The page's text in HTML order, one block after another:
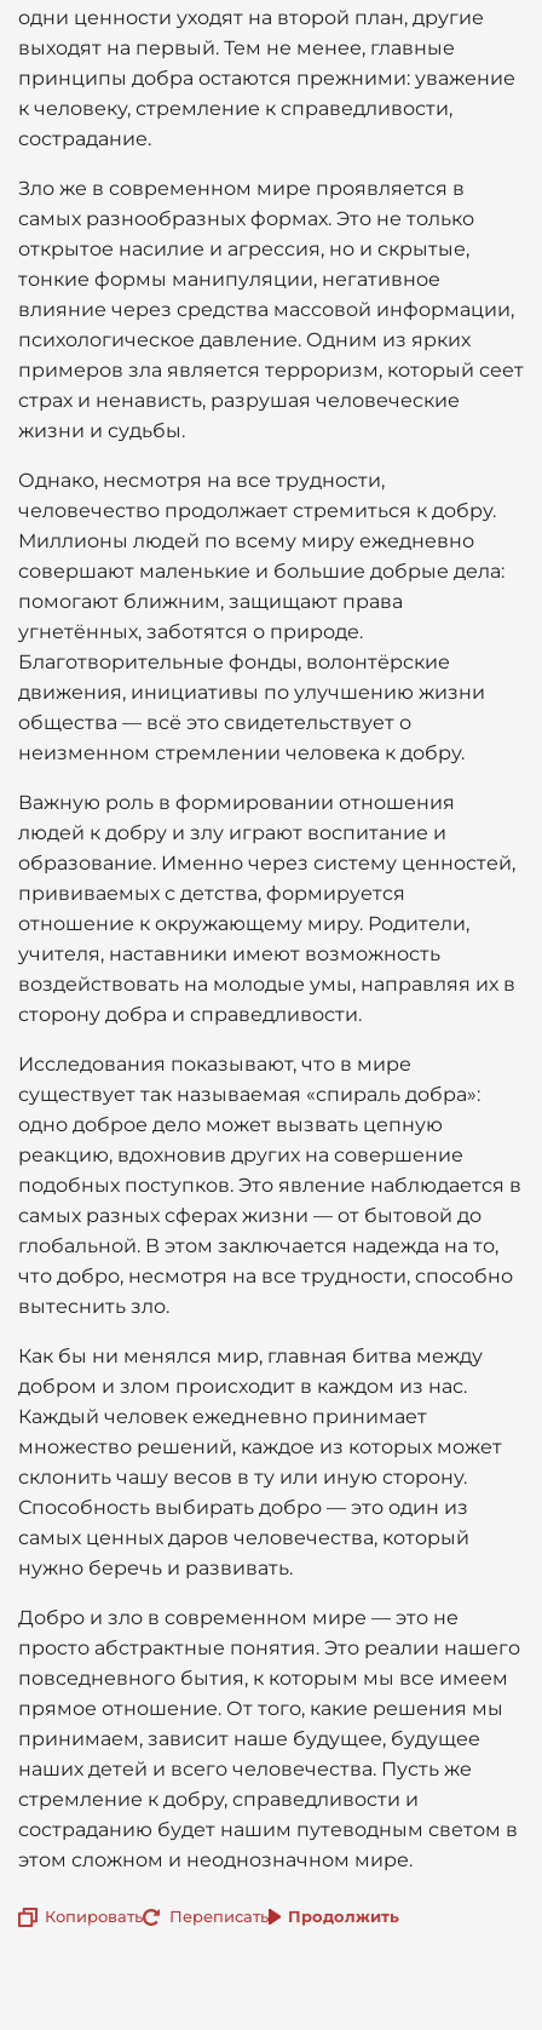
одни ценности уходят на второй план, другие
выходят на первый. Тем не менее, главные
принципы добра остаются прежними: уважение
к человеку, стремление к справедливости,
сострадание.
Зло же в современном мире проявляется в
самых разнообразных формах. Это не только
открытое насилие и агрессия, но и скрытые,
тонкие формы манипуляции, негативное
влияние через средства массовой информации,
психологическое давление. Одним из ярких
примеров зла является терроризм, который сеет
страх и ненависть, разрушая человеческие
жизни и судьбы.
Однако, несмотря на все трудности,
человечество продолжает стремиться к добру.
Миллионы людей по всему миру ежедневно
совершают маленькие и большие добрые дела:
помогают ближним, защищают права
угнетённых, заботятся о природе.
Благотворительные фонды, волонтёрские
движения, инициативы по улучшению жизни
общества — всё это свидетельствует о
неизменном стремлении человека к добру.
Важную роль в формировании отношения
людей к добру и злу играют воспитание и
образование. Именно через систему ценностей,
прививаемых с детства, формируется
отношение к окружающему миру. Родители,
учителя, наставники имеют возможность
воздействовать на молодые умы, направляя их в
сторону добра и справедливости.
Исследования показывают, что в мире
существует так называемая «спираль добра»:
одно доброе дело может вызвать цепную
реакцию, вдохновив других на совершение
подобных поступков. Это явление наблюдается в
самых разных сферах жизни — от бытовой до
глобальной. В этом заключается надежда на то,
что добро, несмотря на все трудности, способно
вытеснить зло.
Как бы ни менялся мир, главная битва между
добром и злом происходит в каждом из нас.
Каждый человек ежедневно принимает
множество решений, каждое из которых может
склонить чашу весов в ту или иную сторону.
Способность выбирать добро — это один из
самых ценных даров человечества, который
нужно беречь и развивать.
Добро и зло в современном мире — это не
просто абстрактные понятия. Это реалии нашего
повседневного бытия, к которым мы все имеем
прямое отношение. От того, какие решения мы
принимаем, зависит наше будущее, будущее
наших детей и всего человечества. Пусть же
стремление к добру, справедливости и
состраданию будет нашим путеводным светом в
этом сложном и неоднозначном мире.
Копировать Переписать Продолжить